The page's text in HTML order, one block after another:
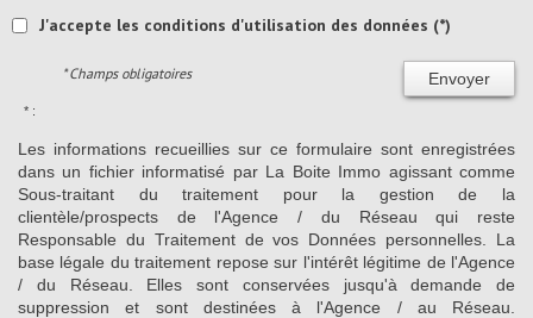
J'accepte les conditions d'utilisation des données (*)
Envoyer
* Champs obligatoires
* :
Les informations recueillies sur ce formulaire sont enregistrées
dans un fichier informatisé par La Boite Immo agissant comme
Sous-traitant du traitement pour la gestion de la
clientèle/prospects de l'Agence / du Réseau qui reste
Responsable du Traitement de vos Données personnelles. La
base légale du traitement repose sur l'intérêt légitime de l'Agence
/ du Réseau. Elles sont conservées jusqu'à demande de
suppression et sont destinées à l'Agence / au Réseau.